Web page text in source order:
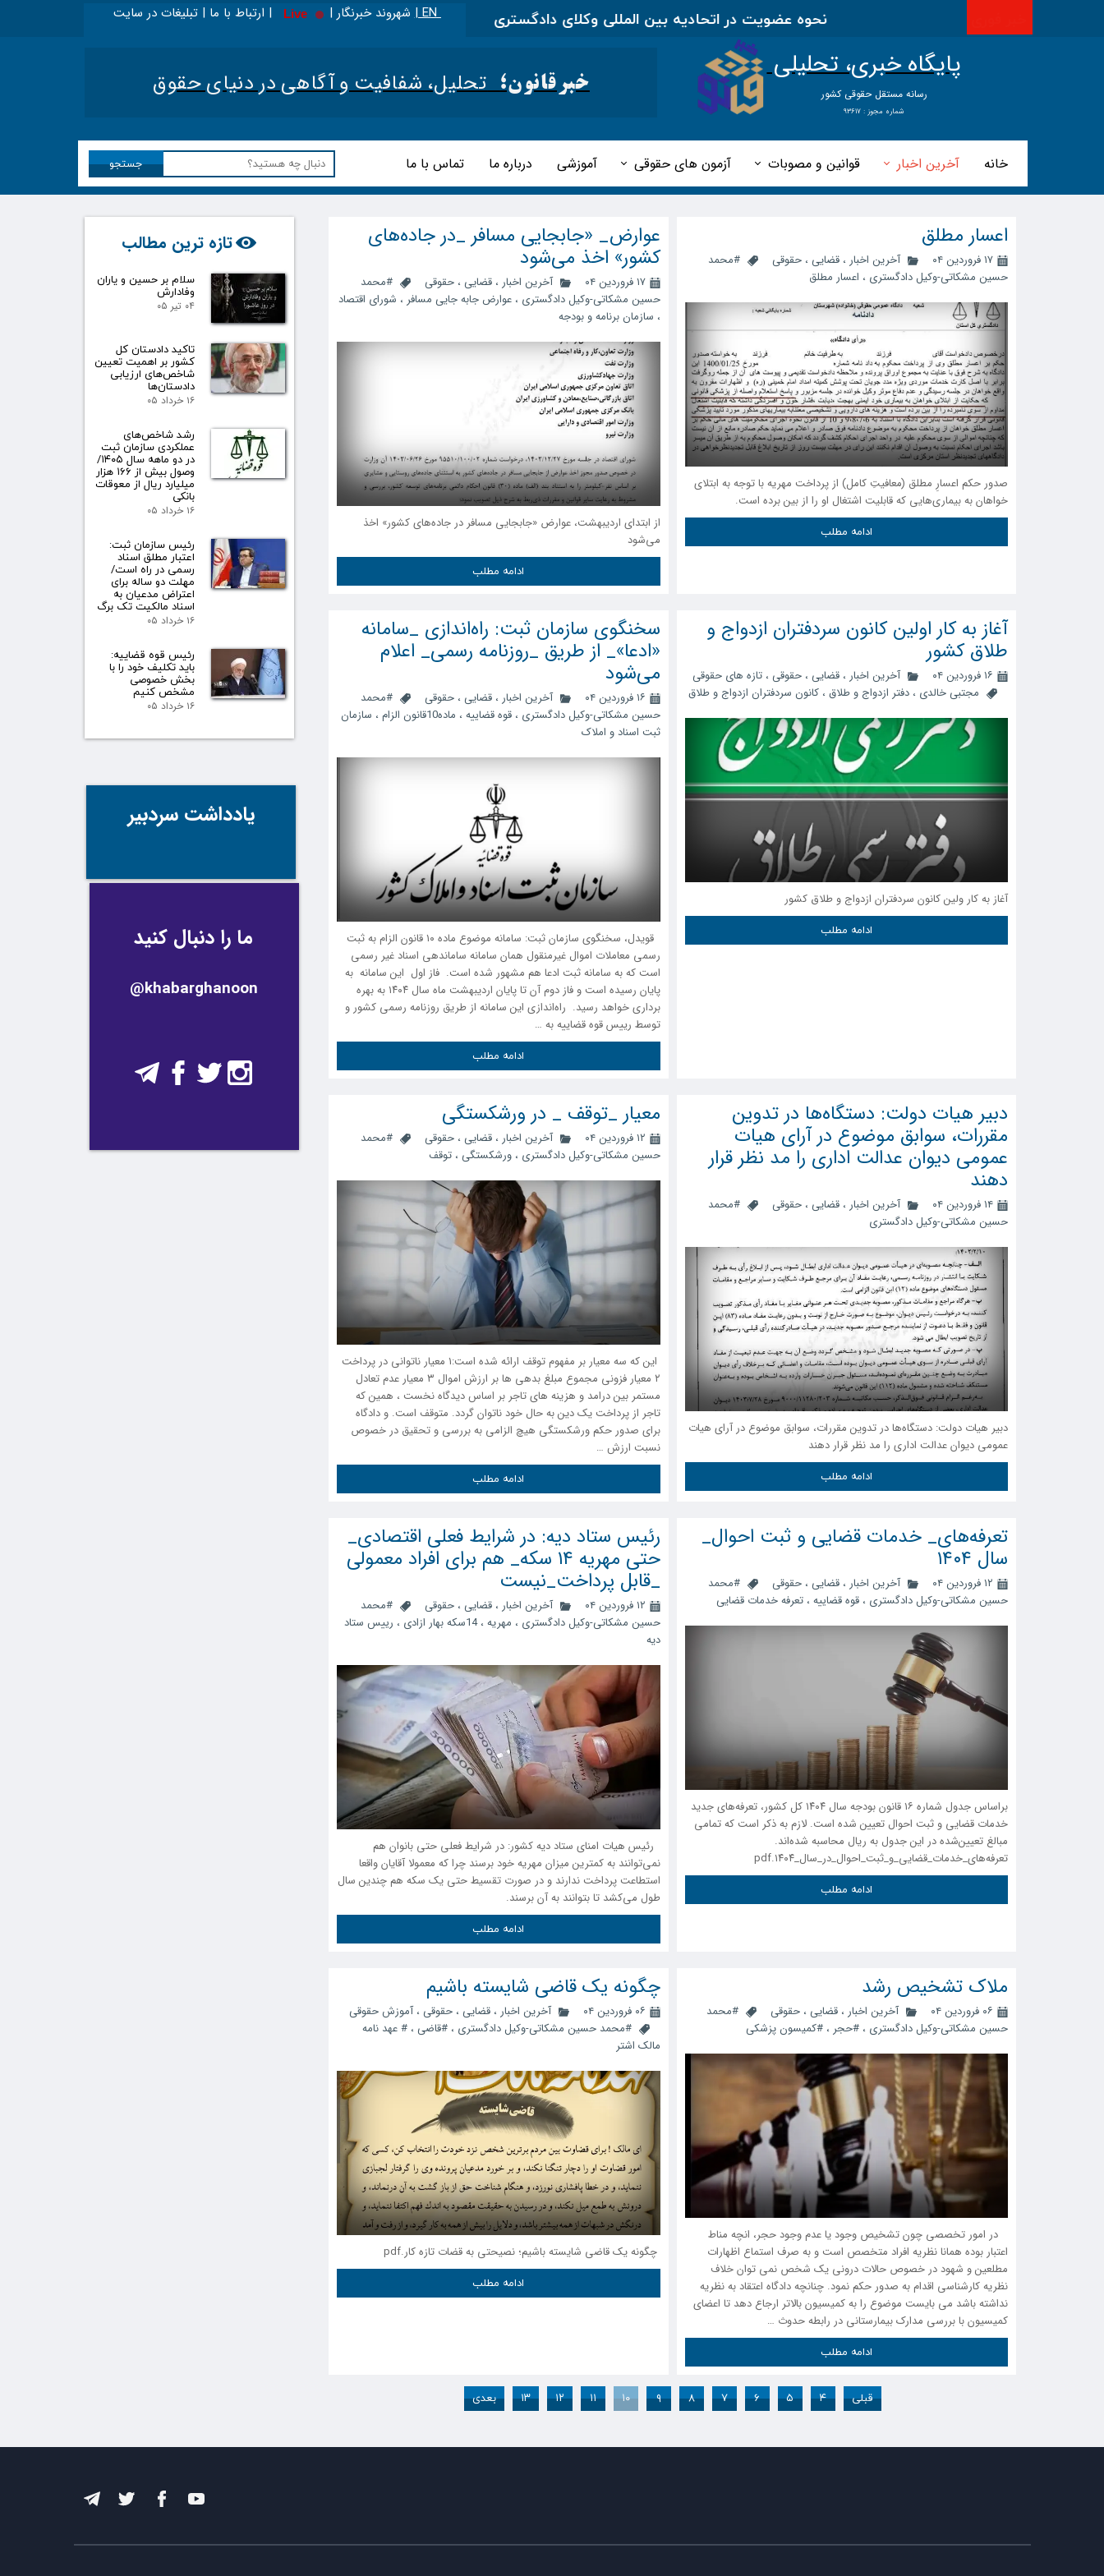
نحوه عضویت در اتحادیه بین المللی وکلای دادگستری|مطالب آموزشی را در اینجا بخوانید - ویژه حقوقدانان|تحلیل اخبار حقوقی EN | شهروند خبرنگار | | ارتباط با ما | تبلیغات در سایت
Live
پایگاه خبری، تحلیلی
​​​​رسانه مستقل حقوقی کشور
شماره مجوز : ۹۳۶۱۷
خبرقانون؛ تحلیل، شفافیت و آگاهی در دنیای حقوق​​​​​​​
خانه آخرین اخبار قوانین و مصوبات آزمون های حقوقی آموزشی درباره ما تماس با ما جستجو
اعسار مطلق
۱۷ فروردین ۰۴ آخرین اخبار ، قضایی ، حقوقی
#محمد
حسین مشکاتی-وکیل دادگستری ، اعسار مطلق
صدور حکم اعسارِ مطلق (معافیتِ کامل) از پرداخت مهریه با توجه به ابتلای
خواهان به بیماری‌هایی که قابلیت اشتغال او را از بین برده است.
ادامه مطلب
عوارض_ «جابجایی مسافر _در جاده‌های
کشور» اخذ می‌شود
۱۷ فروردین ۰۴ آخرین اخبار ،قضایی ،حقوقی
#محمد
حسین مشکاتی-وکیل دادگستری ،عوارض جابه جایی مسافر ، شورای اقتصاد
، سازمان برنامه و بودجه
از ابتدای اردیبهشت، عوارض «جابجایی مسافر در جاده‌های کشور» اخذ
می‌شود
ادامه مطلب
آغاز به کار اولین کانون سردفتران ازدواج و
طلاق کشور
۱۶ فروردین ۰۴ آخرین اخبار ، قضایی ، حقوقی ، تازه های حقوقی
مجتبی خالدی ، دفتر ازدواج و طلاق ، کانون سردفتران ازدواج و طلاق
آغاز به کار ولین کانون سردفتران ازدواج و طلاق کشور
ادامه مطلب
سخنگوی سازمان ثبت: راه‌اندازی _سامانه
«ادعا»_ از طریق _روزنامه رسمی_ اعلام
می‌شود
۱۶ فروردین ۰۴ آخرین اخبار ،قضایی ،حقوقی
#محمد
حسین مشکاتی-وکیل دادگستری ،قوه قضاییه ، ماده10قانون الزام ، سازمان
ثبت اسناد و املاک
قویدل، سخنگوی سازمان ثبت: سامانه موضوع ماده ۱۰ قانون الزام به ثبت
رسمی معاملات اموال غیرمنقول همان سامانه ساماندهی اسناد غیر رسمی
است که به سامانه ثبت ادعا هم مشهور شده است. فاز اول این سامانه به
پایان رسیده است و فاز دوم آن تا پایان اردیبهشت ماه سال ۱۴۰۴ به بهره
برداری خواهد رسید. راه‌اندازی این سامانه از طریق روزنامه رسمی کشور و
توسط رییس قوه قضاییه به …
ادامه مطلب
دبیر هیات دولت: دستگاه‌ها در تدوین
مقررات، سوابق موضوع در آرای هیات
عمومی دیوان عدالت اداری را مد نظر قرار
دهند
۱۴ فروردین ۰۴ آخرین اخبار ، قضایی ، حقوقی
#محمد
حسین مشکاتی-وکیل دادگستری
دبیر هیات دولت: دستگاه‌ها در تدوین مقررات، سوابق موضوع در آرای هیات
عمومی دیوان عدالت اداری را مد نظر قرار دهند
ادامه مطلب
معیار _توقف _ در ورشکستگی
۱۲ فروردین ۰۴ آخرین اخبار ،قضایی ،حقوقی
#محمد
حسین مشکاتی-وکیل دادگستری ،ورشکستگی ،توقف
این که سه معیار بر مفهوم توقف ارائه شده است:۱ معیار ناتوانی در پرداخت
۲ معیار فزونی مجموع مبلغ بدهی ها بر ارزش اموال ۳ معیار عدم تعادل
مستمر بین درامد و هزینه های تاجر بر اساس دیدگاه نخست ، همین که
تاجر از پرداخت یک دین به حال خود ناتوان گردد. متوقف است. و دادگاه
برای صدور حکم ورشکستگی هیچ الزامی به بررسی و تحقیق در خصوص
نسبت ارزش …
ادامه مطلب
تعرفه‌های_ خدمات قضایی و ثبت احوال_
سال ۱۴۰۴
۱۲ فروردین ۰۴ آخرین اخبار ، قضایی ، حقوقی
#محمد
حسین مشکاتی-وکیل دادگستری ، قوه قضاییه ، تعرفه خدمات قضایی
براساس جدول شماره ۱۶ قانون بودجه سال ۱۴۰۴ کل کشور، تعرفه‌های جدید
خدمات قضایی و ثبت احوال تعیین شده است. لازم به ذکر است که تمامی
مبالغ تعیین‌شده در این جدول به ریال محاسبه شده‌اند.
تعرفه‌های_خدمات_قضایی_و_ثبت_احوال_در_سال_۱۴۰۴.pdf
ادامه مطلب
رئیس ستاد دیه: در شرایط فعلی اقتصادی_
حتی مهریه ۱۴ سکه_ هم برای افراد معمولی
_قابل پرداخت_نیست
۱۲ فروردین ۰۴ آخرین اخبار ،قضایی ،حقوقی
#محمد
حسین مشکاتی-وکیل دادگستری ، مهریه ،14سکه بهار ازادی ، رییس ستاد
دیه
رئیس هیات امنای ستاد دیه کشور: در شرایط فعلی حتی بانوان هم
نمی‌توانند به کمترین میزان مهریه خود برسند چرا که معمولا آقایان واقعا
استطاعت پرداخت ندارند و در صورت تقسیط حتی یک سکه هم چندین سال
طول می‌کشد تا بتوانند به آن برسند.
ادامه مطلب
ملاک تشخیص رشد
۰۶ فروردین ۰۴ آخرین اخبار ، قضایی ، حقوقی
#محمد
حسین مشکاتی-وکیل دادگستری ، #حجر ، #کمیسون پزشکی
در امور تخصصی چون تشخیص وجود یا عدم وجود حجر، انچه مناط
اعتبار بوده همانا نظریه افراد متخصص است و به صرف استماع اظهارات
مطلعین و شهود در خصوص حالات درونی یک شخص نمی توان خلاف
نظریه کارشناسی اقدام به صدور حکم نمود. چنانچه دادگاه اعتقاد به نظریه
نداشته باشد می بایست موضوع را به کمیسیون بالاتر ارجاع دهد تا اعضای
کمیسیون با بررسی مدارک بیمارستانی در رابطه حدوث …
ادامه مطلب
چگونه یک قاضی شایسته باشیم
۰۶ فروردین ۰۴ آخرین اخبار ،قضایی ،حقوقی ،آموزش حقوقی
#محمد حسین مشکاتی-وکیل دادگستری ،#قاضی ،# عهد نامه
مالک اشتر
چگونه یک قاضی شایسته باشیم؛ نصيحتی به قضات تازه کار.pdf
ادامه مطلب
قبلی ۴ ۵ ۶ ۷ ۸ ۹ ۱۰ ۱۱ ۱۲ ۱۳ بعدی
تازه ترین مطالب
سلام بر حسین و یاران
وفادارش
۰۴ تیر ۰۵
تاکید دادستان کل
کشور بر اهمیت تعیین
شاخص‌های ارزیابی
دادستان‌ها
۱۶ خرداد ۰۵
رشد شاخص‌های
عملکردی سازمان ثبت
در دو ماهه سال ۱۴۰۵/
وصول بیش از ۱۶۶ هزار
میلیارد ریال از معوقات
بانکی
۱۶ خرداد ۰۵
رئیس سازمان ثبت:
اعتبار مطلق اسناد
رسمی در راه است/
مهلت دو ساله برای
اعتراض مدعیان به
اسناد مالکیت تک برگ
۱۶ خرداد ۰۵
رئیس قوه قضاییه:
باید تکلیف خود را با
بخش خصوصی
مشخص کنیم
۱۶ خرداد ۰۵
یادداشت سردبیر
@khabarghanoon
ما را دنبال کنید